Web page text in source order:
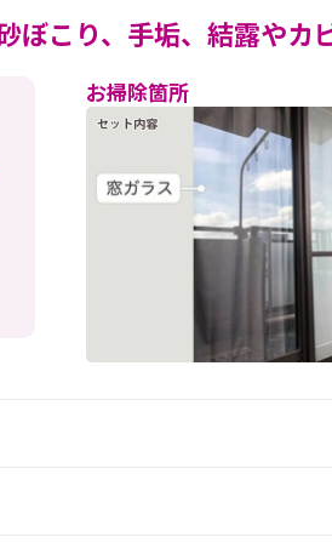
ぼこり、手垢、結露やカ
お掃除箇所